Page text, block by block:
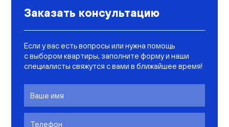
Заказать консультацию
Если у вас есть вопросы или нужна помощь
с выбором квартиры, заполните форму и наши
специалисты свяжутся с вами в ближайшее время!